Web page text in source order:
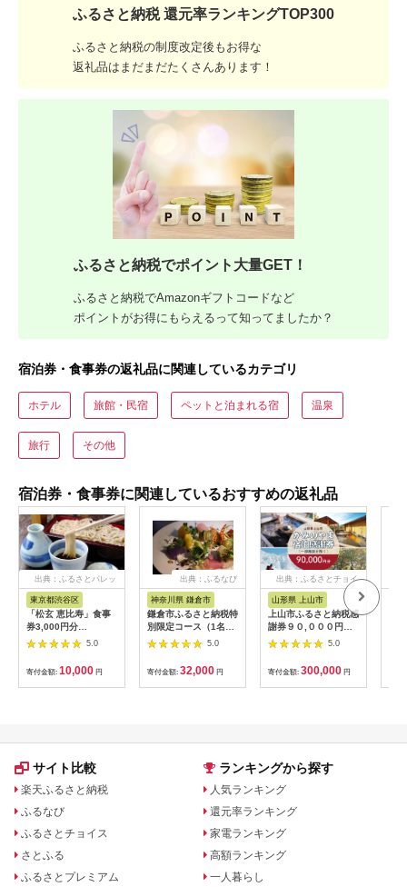
ふるさと納税 還元率ランキングTOP300
ふるさと納税の制度改定後もお得な
返礼品はまだまだたくさんあります！
ふるさと納税でポイント大量GET！
ふるさと納税でAmazonギフトコードなど
ポイントがお得にもらえるって知ってましたか？
宿泊券・食事券の返礼品に関連しているカテゴリ
ホテル 旅館・民宿 ペットと泊まれる宿 温泉
旅行 その他
宿泊券・食事券に関連しているおすすめの返礼品
出典：ふるさとパレッ
東京都渋谷区
「松玄 恵比寿」食事
券3,000円分
【098004】 チケット
お食事券 和食 十割蕎
麦 旬食材 コース料理
鍋 ランチ 会食 デート
利用券 ギフト プレゼ
5.0
寄付金額: 10,000 円
出典：ふるなび
神奈川県 鎌倉市
鎌倉市ふるさと納税特
別限定コース（1名様
分）～MOKICHI
KAMAKURAの特別全
7品～ | 食事券 コース
料理 全7品 人気 おす
すめ 和洋折衷 記念日
5.0
寄付金額: 32,000 円
出典：ふるさとチョイ
山形県 上山市
上山市ふるさと納税感
謝券９０,０００円
分 0023-22085.0
寄付金額: 300,000 円
サイト比較
楽天ふるさと納税
ふるなび
ふるさとチョイス
さとふる
ふるさとプレミアム
ランキングから探す
人気ランキング
還元率ランキング
家電ランキング
高額ランキング
一人暮らし